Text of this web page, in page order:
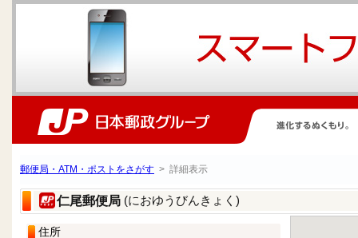
郵便局・ATM・ポストをさがす > 詳細表示
仁尾郵便局 (におゆうびんきょく)
住所